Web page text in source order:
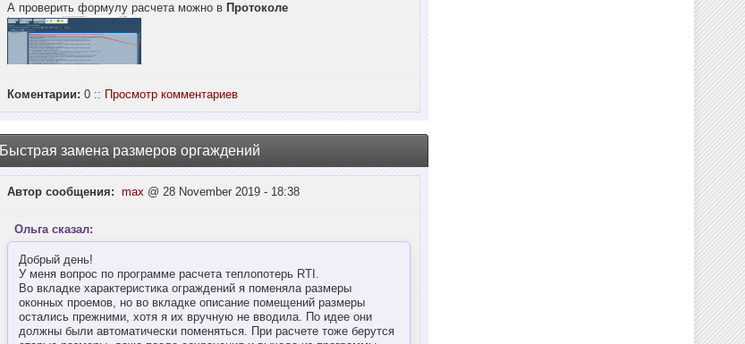
А проверить формулу расчета можно в Протоколе
Коментарии: 0 :: Просмотр комментариев
Быстрая замена размеров оргаждений
Автор сообщения: max @ 28 November 2019 - 18:38
Ольга сказал:
Добрый день!
У меня вопрос по программе расчета теплопотерь RTI.
Во вкладке характеристика ограждений я поменяла размеры
оконных проемов, но во вкладке описание помещений размеры
остались прежними, хотя я их вручную не вводила. По идее они
должны были автоматически поменяться. При расчете тоже берутся